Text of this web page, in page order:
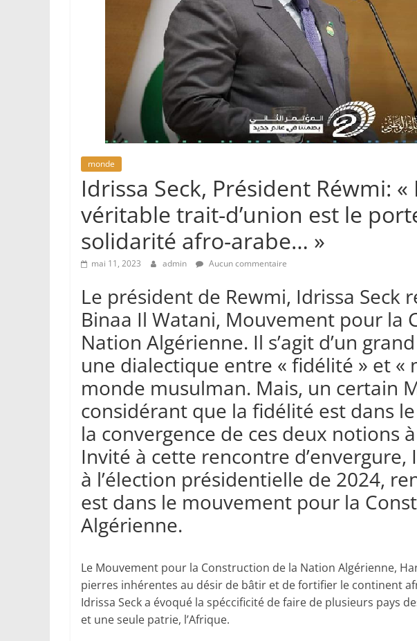
monde
Idrissa Seck, Président Réwmi: «
véritable trait-d’union est le
solidarité afro-arabe… »
mai 11, 2023 admin Aucun commentaire
Le président de Rewmi, Idrissa Seck
Binaa Il Watani, Mouvement pour la
Nation Algérienne. Il s’agit d’un
une dialectique entre « fidélité » et «
monde musulman. Mais, un certain
considérant que la fidélité est dans
la convergence de ces deux notions
Invité à cette rencontre d’envergure,
à l’élection présidentielle de 2024,
est dans le mouvement pour la
Algérienne.
Le Mouvement pour la Construction de la Nation Algérienne,
pierres inhérentes au désir de bâtir et de fortifier le continent
Idrissa Seck a évoqué la spéccificité de faire de plusieurs pays
et une seule patrie, l’Afrique.